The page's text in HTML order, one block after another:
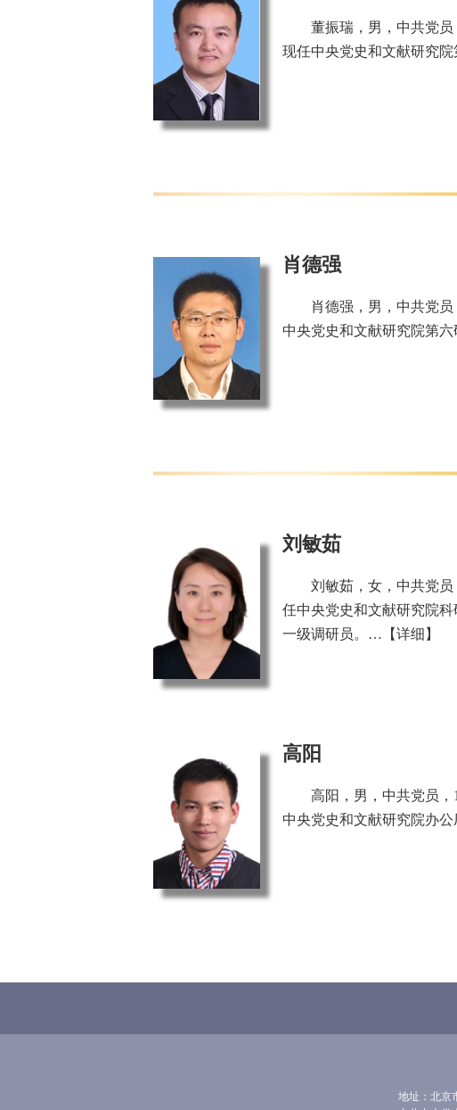
董振瑞，男，中共党员
现任中央党史和文献研究
肖德强
肖德强，男，中共党
中央党史和文献研究院第
刘敏茹
刘敏茹，女，中共党
任中央党史和文献研究院
一级调研员。… 【详细】
高阳
高阳，男，中共党员
中央党史和文献研究院办
地址：北京